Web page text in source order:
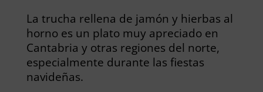
La trucha rellena de jamón y hierbas al
horno es un plato muy apreciado en
Cantabria y otras regiones del norte,
especialmente durante las fiestas
navideñas.